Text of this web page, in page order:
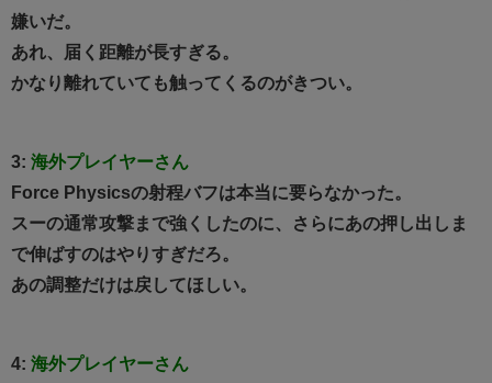
嫌いだ。
あれ、届く距離が長すぎる。
かなり離れていても触ってくるのがきつい。
3: 海外プレイヤーさん
Force Physicsの射程バフは本当に要らなかった。
スーの通常攻撃まで強くしたのに、さらにあの押し出しま
で伸ばすのはやりすぎだろ。
あの調整だけは戻してほしい。
4: 海外プレイヤーさん